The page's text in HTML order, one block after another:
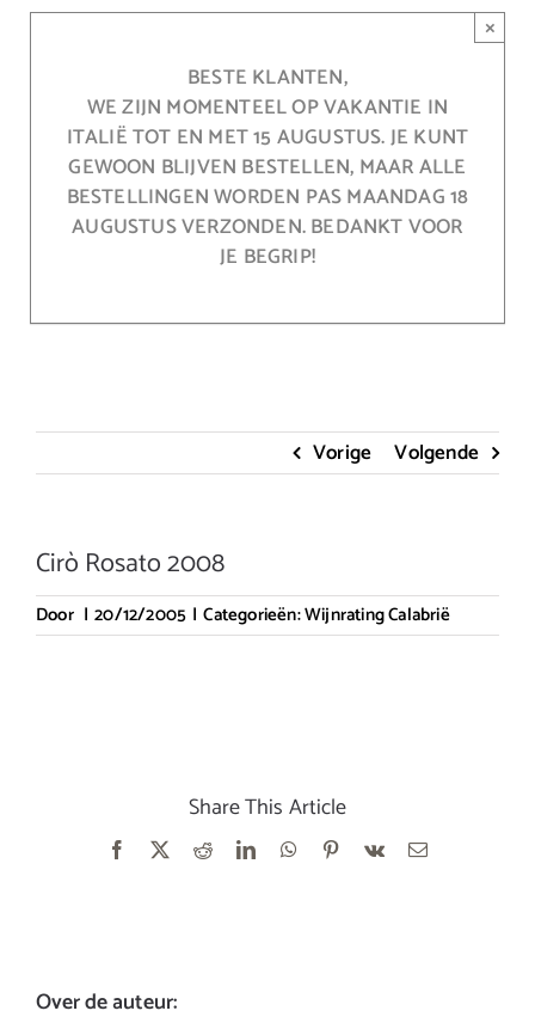
BESTE KLANTEN,
WE ZIJN MOMENTEEL OP VAKANTIE IN
ITALIË TOT EN MET 15 AUGUSTUS. JE KUNT
GEWOON BLIJVEN BESTELLEN, MAAR ALLE
BESTELLINGEN WORDEN PAS MAANDAG 18
AUGUSTUS VERZONDEN. BEDANKT VOOR
JE BEGRIP!
×
Vorige Volgende
Cirò Rosato 2008
Door | 20/12/2005 | Categorieën:Wijnrating Calabrië
Share This Article
Facebook RedditLinkedInWhatsApp
Pinterest
Vk
E-
Over de auteur: